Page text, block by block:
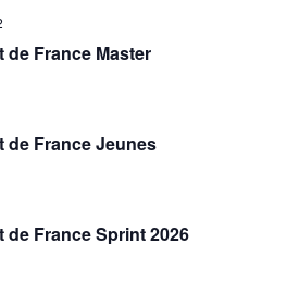
France Master
de France Jeunes
de France Sprint 2026